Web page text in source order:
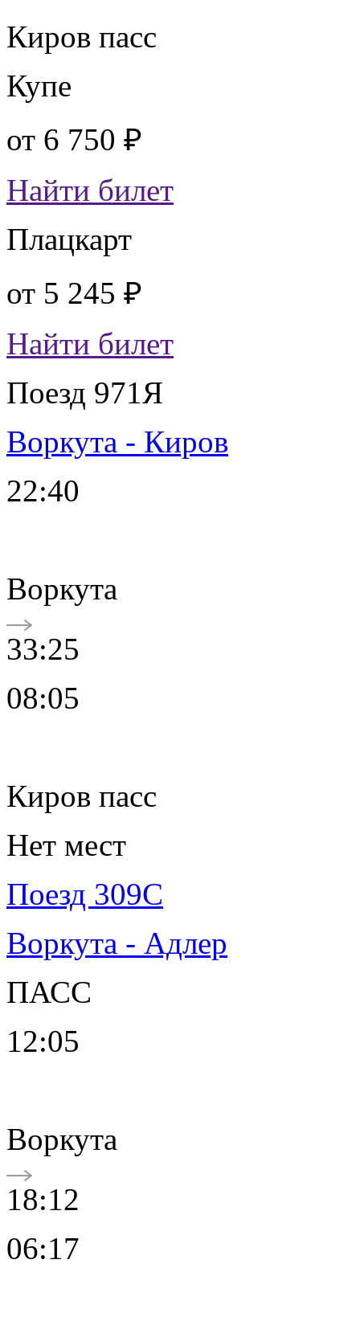
Киров пасс
Купе
от 6 750 ₽
Найти билет
Плацкарт
от 5 245 ₽
Найти билет
Поезд 971Я
Воркута - Киров
22:40
Воркута
33:25
08:05
Киров пасс
Нет мест
Поезд 309С
Воркута - Адлер
ПАСС
12:05
Воркута
18:12
06:17